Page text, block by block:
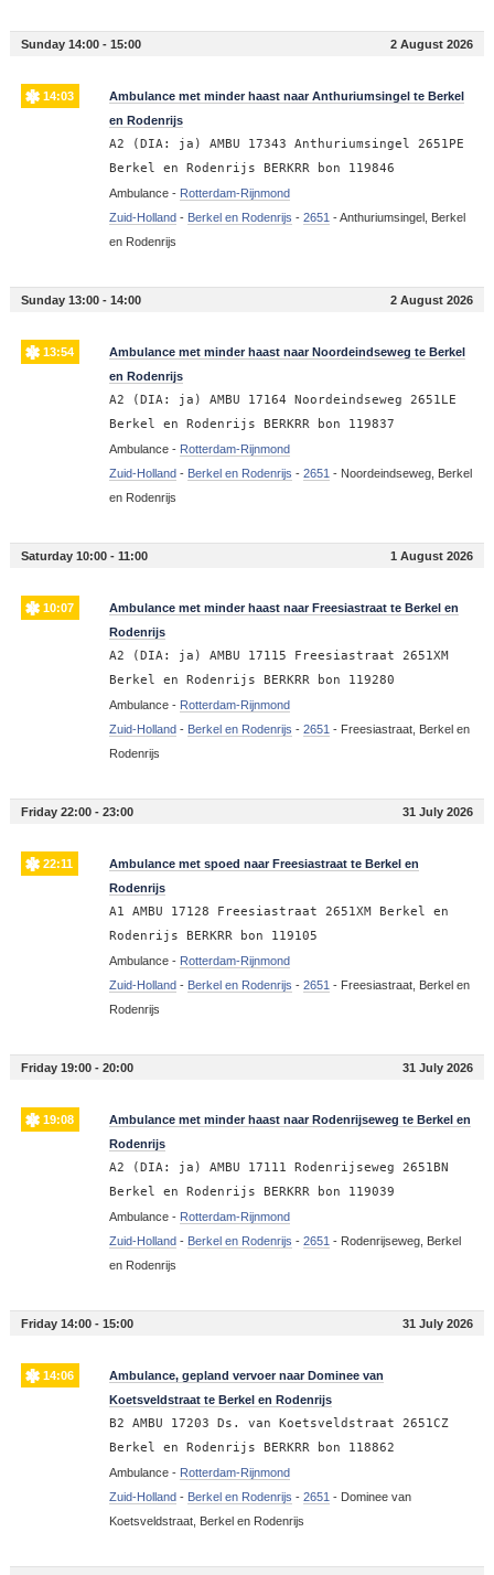
Sunday 14:00 - 15:00 2 August 2026
14:03
Ambulance met minder haast naar Anthuriumsingel te Berkel
en Rodenrijs
A2 (DIA: ja) AMBU 17343 Anthuriumsingel 2651PE
Berkel en Rodenrijs BERKRR bon 119846
Ambulance - Rotterdam-Rijnmond
Zuid-Holland- Berkel en Rodenrijs - 2651 -Anthuriumsingel, Berkel
en Rodenrijs
Sunday 13:00 - 14:00 2 August 2026
13:54
Ambulance met minder haast naar Noordeindseweg te Berkel
en Rodenrijs
A2 (DIA: ja) AMBU 17164 Noordeindseweg 2651LE
Berkel en Rodenrijs BERKRR bon 119837
Ambulance - Rotterdam-Rijnmond
Zuid-Holland- Berkel en Rodenrijs - 2651 - Noordeindseweg, Berkel
en Rodenrijs
Saturday 10:00 - 11:00 1 August 2026
10:07
Ambulance met minder haast naar Freesiastraat te Berkel en
Rodenrijs
A2 (DIA: ja) AMBU 17115 Freesiastraat 2651XM
Berkel en Rodenrijs BERKRR bon 119280
Ambulance - Rotterdam-Rijnmond
Zuid-Holland- Berkel en Rodenrijs - 2651 - Freesiastraat, Berkel en
Rodenrijs
Friday 22:00 - 23:00 31 July 2026
22:11
Ambulance met spoed naar Freesiastraat te Berkel en
Rodenrijs
A1 AMBU 17128 Freesiastraat 2651XM Berkel en
Rodenrijs BERKRR bon 119105
Ambulance - Rotterdam-Rijnmond
Zuid-Holland- Berkel en Rodenrijs - 2651 - Freesiastraat, Berkel en
Rodenrijs
Friday 19:00 - 20:00 31 July 2026
19:08
Ambulance met minder haast naar Rodenrijseweg te Berkel en
Rodenrijs
A2 (DIA: ja) AMBU 17111 Rodenrijseweg 2651BN
Berkel en Rodenrijs BERKRR bon 119039
Ambulance - Rotterdam-Rijnmond
Zuid-Holland- Berkel en Rodenrijs - 2651 - Rodenrijseweg, Berkel
en Rodenrijs
Friday 14:00 - 15:00 31 July 2026
14:06
Ambulance, gepland vervoer naar Dominee van
Koetsveldstraat te Berkel en Rodenrijs
B2 AMBU 17203 Ds. van Koetsveldstraat 2651CZ
Berkel en Rodenrijs BERKRR bon 118862
Ambulance - Rotterdam-Rijnmond
Zuid-Holland- Berkel en Rodenrijs - 2651 - Dominee van
Koetsveldstraat, Berkel en Rodenrijs